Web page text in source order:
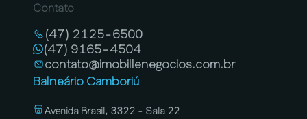
Contato
(47) 2125-6500
(47) 9165-4504
contato@imobillenegocios.com.br
Balneário Camboriú
Avenida Brasil, 3322 - Sala 22